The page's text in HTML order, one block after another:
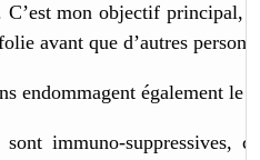
C’est mon objectif principal,
avant que d’autres
endommagent également le
immuno-suppressives,